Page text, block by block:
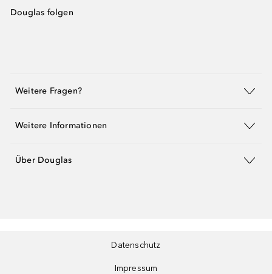
Douglas folgen
Weitere Fragen?
Weitere Informationen
Über Douglas
Datenschutz
Impressum